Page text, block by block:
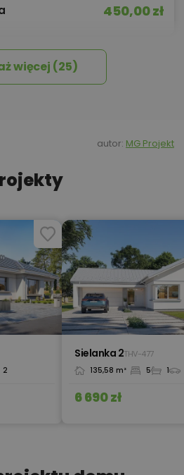
450,00 zł
800,00 zł
550,00 zł
550,00 zł
w domu 550,00 zł
więcej (25)
autor: MG Projekt
2
Sielanka 2THV-477
135,58 m² 5 1
6 690 zł